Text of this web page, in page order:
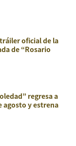
oficial de la
de “Rosario
regresa a
agosto y estrena